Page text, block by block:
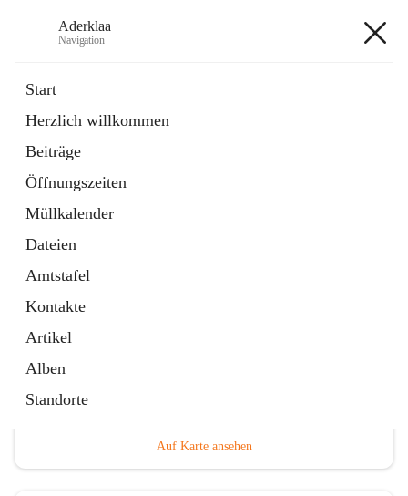
Aderklaa
Navigation
Start
Herzlich willkommen
Beiträge
Öffnungszeiten
Müllkalender
Dateien
Amtstafel
Kontakte
Artikel
Alben
Standorte
6 Schnellzugriffe
Gemeinde
3 Schnellzugriffe
Auf Karte ansehen